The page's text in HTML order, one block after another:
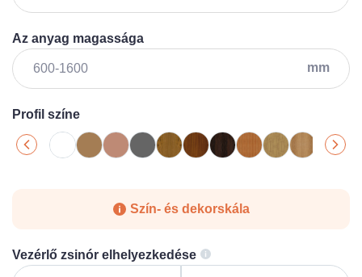
Az anyag magassága
mm
Profil színe
Szín- és dekorskála
Vezérlő zsinór elhelyezkedése